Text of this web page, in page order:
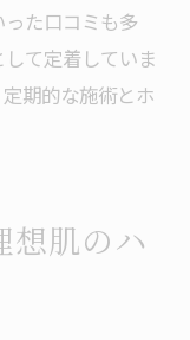
た口コミも多
て定着していま
期的な施術とホ
想肌のハ